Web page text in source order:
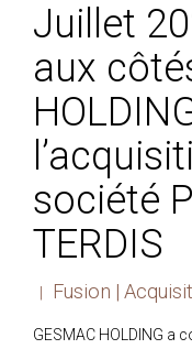
Juillet
aux
société
TERDIS
Fusion |
GESMAC HOLDING a